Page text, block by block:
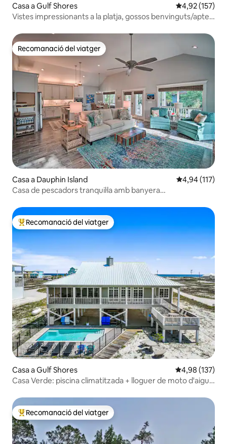
Casa a Gulf Shores 4,92 de
4,92 (157)
Vistes impressionants a la platja, gossos benvinguts/apte
Recomanació del viatger
Recomanació del viatger
Casa a Dauphin Island 4,94 de
4,94 (117)
Casa de pescadors tranquil·la amb banyera
Principals recomanacions dels viatgers
Recomanació del viatger
Casa a Gulf Shores 4,98 de
4,98 (137)
Casa Verde: piscina climatitzada + lloguer de moto d'aigua
Principals recomanacions dels viatgers
Recomanació del viatger